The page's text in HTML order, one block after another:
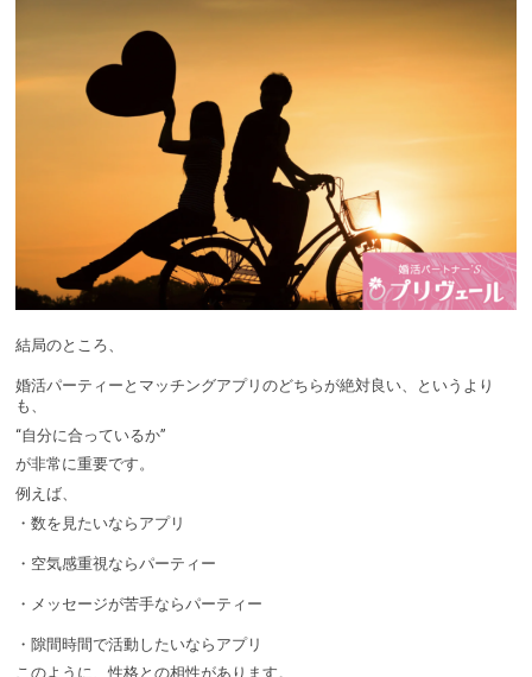
結局のところ、
婚活パーティーとマッチングアプリのどちらが絶対良い、というより
も、
“自分に合っているか”
が非常に重要です。
例えば、
・数を見たいならアプリ
・空気感重視ならパーティー
・メッセージが苦手ならパーティー
・隙間時間で活動したいならアプリ
このように、性格との相性があります。